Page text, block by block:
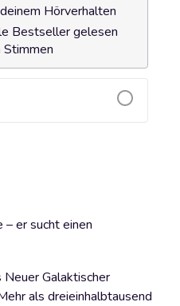
Hörverhalten
Bestseller gelesen
– er sucht einen
Neuer Galaktischer
als dreieinhalbtausend